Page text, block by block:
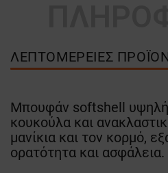
ΛΕΠΤΟΜΈΡΕΙΕΣ
Μπουφάν softshell
κουκούλα και
μανίκια και τον κορμό,
ορατότητα και ασφάλεια.